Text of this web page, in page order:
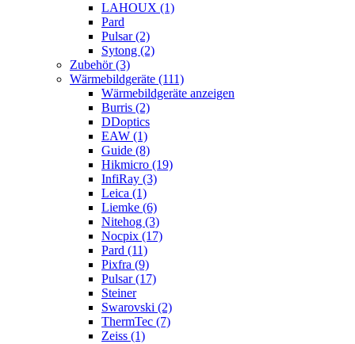
LAHOUX (1)
Pard
Pulsar (2)
Sytong (2)
Zubehör (3)
Wärmebildgeräte (111)
Wärmebildgeräte anzeigen
Burris (2)
DDoptics
EAW (1)
Guide (8)
Hikmicro (19)
InfiRay (3)
Leica (1)
Liemke (6)
Nitehog (3)
Nocpix (17)
Pard (11)
Pixfra (9)
Pulsar (17)
Steiner
Swarovski (2)
ThermTec (7)
Zeiss (1)